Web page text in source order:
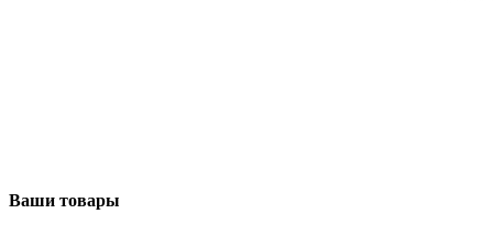
Ваши товары